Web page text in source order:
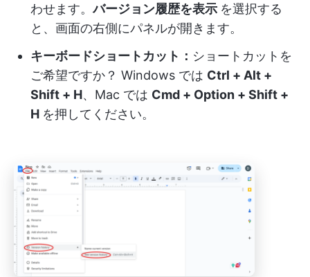
わせます。バージョン履歴を表示 を選択する
と、画面の右側にパネルが開きます。
キーボードショートカット： ショートカットを
ご希望ですか？ Windows では Ctrl + Alt +
Shift + H、Mac では Cmd + Option + Shift +
H を押してください。